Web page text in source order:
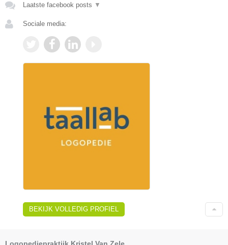
Laatste facebook posts ▼
Sociale media:
BEKIJK VOLLEDIG PROFIEL
Logopediepraktijk Kristel Van Zele